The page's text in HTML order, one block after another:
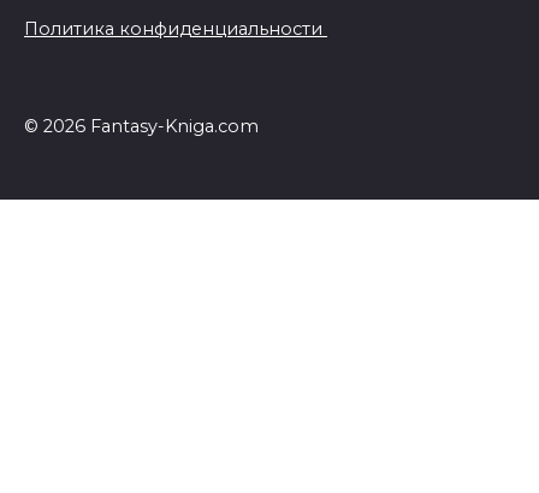
Политика конфиденциальности
© 2026 Fantasy-Kniga.com